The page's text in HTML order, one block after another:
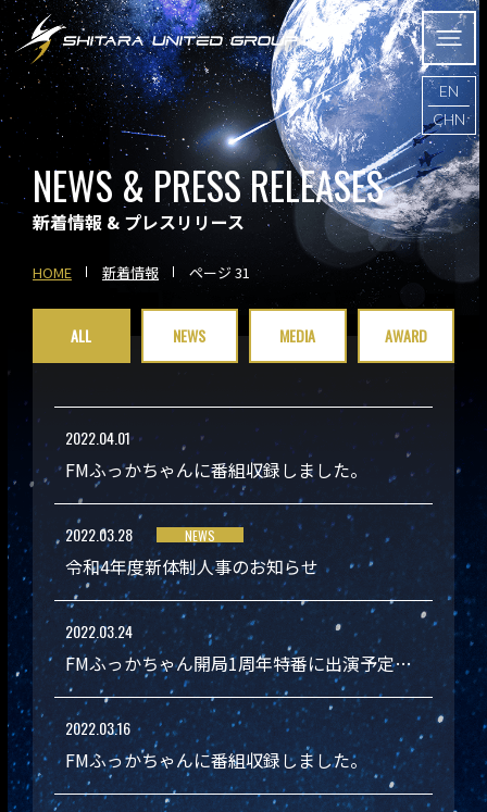
EN
CHN
NEWS & PRESS RELEASES
新着情報 & プレスリリース
HOME 新着情報 ページ 31
ALL NEWS MEDIA AWARD
2022.04.01
FMふっかちゃんに番組収録しました。
2022.03.28 NEWS
令和4年度新体制人事のお知らせ
2022.03.24
FMふっかちゃん開局1周年特番に出演予定…
2022.03.16
FMふっかちゃんに番組収録しました。